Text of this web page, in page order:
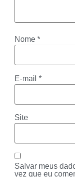
Nome *
E-mail *
Site
Salvar meus
vez que eu